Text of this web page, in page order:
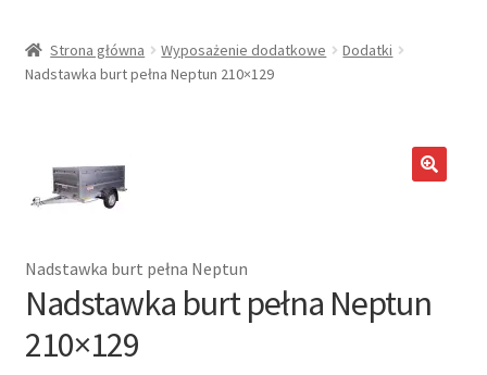
Przyczepy gastronomiczne
menu
Nowości
Kontakt
Strona główna Wyposażenie dodatkowe
Dodatki
Nadstawka burt pełna Neptun 210×129
Nadstawka burt pełna Neptun
Nadstawka burt pełna Neptun
210×129